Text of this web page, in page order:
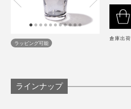
中をのぞきこまずとも残量が見
スに注ぎ足すのもスムーズです。
ていません
傷がつきますと破損しやすく
ガラス同士、金属同士など固
ように扱ってください。
ます
グラスを重ねますと、チタン
ラッピング可能
倉庫出
ラインナップ